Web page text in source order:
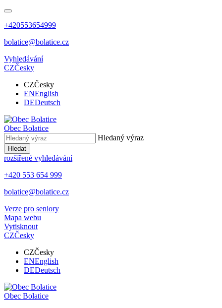
+420553654999
bolatice@bolatice.cz
Vyhledávání
CZČesky
CZČesky
ENEnglish
DEDeutsch
Obec Bolatice
Hledaný výraz
Hledat
rozšířené vyhledávání
+420 553 654 999
bolatice@bolatice.cz
Verze pro seniory
Mapa webu
Vytisknout
CZČesky
CZČesky
ENEnglish
DEDeutsch
Obec Bolatice